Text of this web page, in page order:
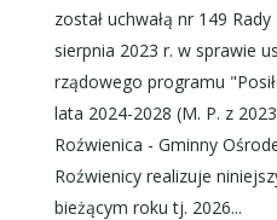
został uchwałą nr 149
sierpnia 2023 r. w sprawie
rządowego programu
lata 2024-2028 (M. P. z
Roźwienica - Gminny
Roźwienicy realizuje
bieżącym roku tj. 2026...